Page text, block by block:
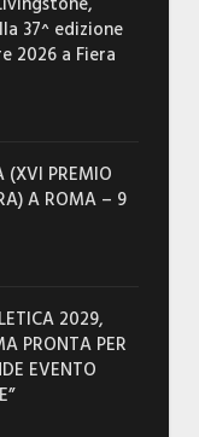
37^ edizione
2026 a Fiera
(XVI PREMIO
A ROMA – 9
2029,
PRONTA PER
EVENTO